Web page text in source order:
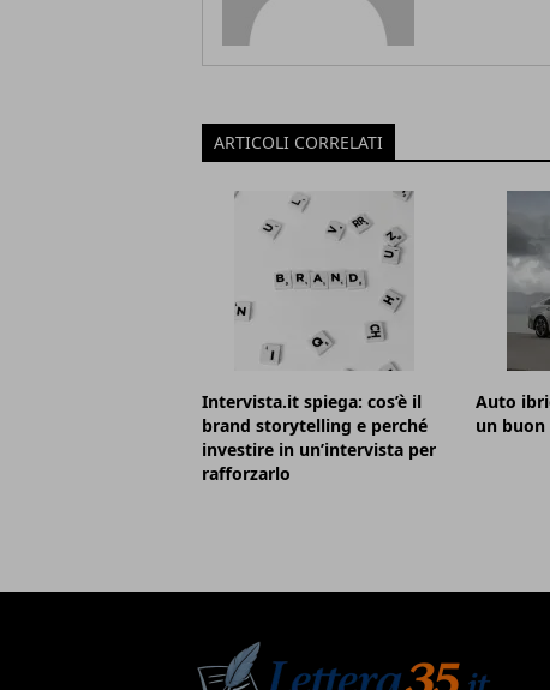
ARTICOLI CORRELATI
Intervista.it spiega: cos’è il
brand storytelling e perché
investire in un’intervista per
rafforzarlo
Auto
un buon